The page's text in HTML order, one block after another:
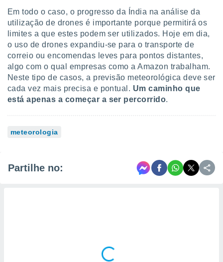
Em todo o caso, o progresso da Índia na análise da
utilização de drones é importante porque permitirá os
limites a que estes podem ser utilizados. Hoje em dia,
o uso de drones expandiu-se para o transporte de
correio ou encomendas leves para pontos distantes,
algo com o qual empresas como a Amazon trabalham.
Neste tipo de casos, a previsão meteorológica deve ser
cada vez mais precisa e pontual. Um caminho que
está apenas a começar a ser percorrido.
meteorologia
Partilhe no: